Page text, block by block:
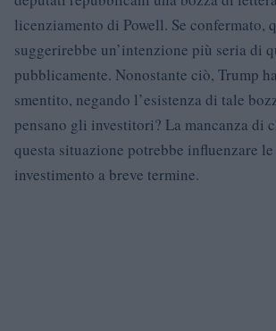
licenziamento di Powell. Se confermato,
suggerirebbe un’intenzione più seria di
pubblicamente. Nonostante ciò, Trump
smentito, negando l’esistenza di tale
pensano gli investitori? La mancanza di
questa situazione potrebbe influenzare
investimento a breve termine.